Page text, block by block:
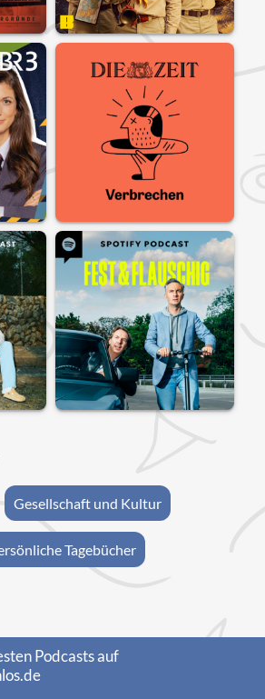
Gesellschaft und Kultur
Tagebücher
Podcasts auf